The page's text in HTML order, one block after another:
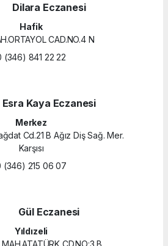
Dilara Eczanesi
Hafik
CAD.NO.4 N
(346) 841 22 22
Esra Kaya Eczanesi
Merkez
Cd.21 B Ağız Diş Sağ. Mer.
Karşısı
(346) 215 06 07
Gül Eczanesi
Yıldızeli
MAH.ATATÜRK CD.NO:3 B